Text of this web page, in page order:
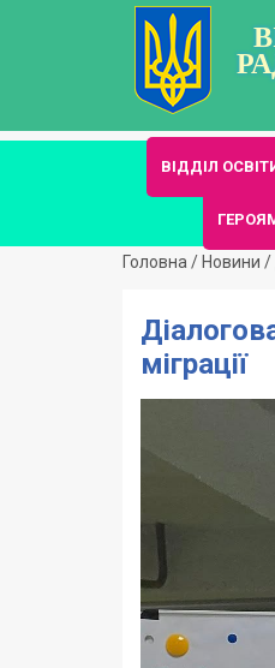
ВІДДІЛ
Головна / Новини /
міграції